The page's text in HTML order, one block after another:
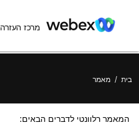
מרכז העזרה
בית / מאמר
המאמר רלוונטי לדברים הבאים: